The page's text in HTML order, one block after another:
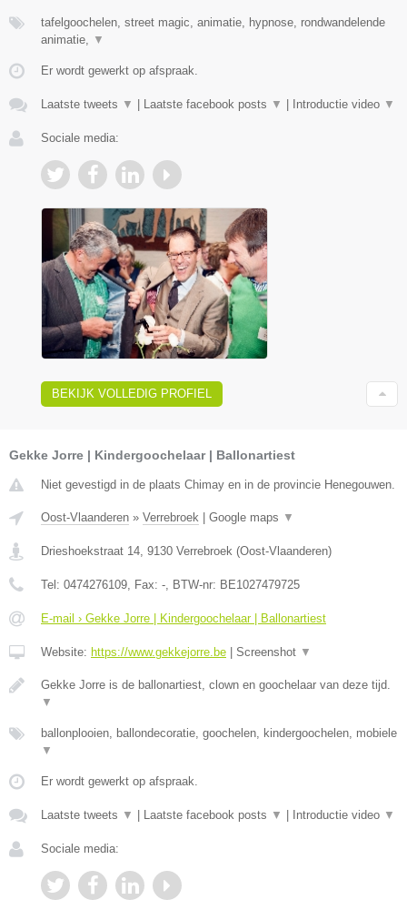
tafelgoochelen, street magic, animatie, hypnose, rondwandelende
animatie, ▼
Er wordt gewerkt op afspraak.
Laatste tweets ▼ Laatste facebook posts ▼ Introductie video ▼
Sociale media:
BEKIJK VOLLEDIG PROFIEL
Gekke Jorre | Kindergoochelaar | Ballonartiest
Niet gevestigd in de plaats Chimay en in de provincie Henegouwen.
Oost-Vlaanderen » Verrebroek Google maps ▼
Drieshoekstraat 14 9130 Verrebroek (Oost-Vlaanderen)
Tel: 0474276109 , Fax: - , BTW-nr: BE1027479725
E-mail › Gekke Jorre | Kindergoochelaar | Ballonartiest
Website: https://www.gekkejorre.be Screenshot ▼
Gekke Jorre is de ballonartiest, clown en goochelaar van deze tijd.
▼
ballonplooien, ballondecoratie, goochelen, kindergoochelen, mobiele
▼
Er wordt gewerkt op afspraak.
Laatste tweets ▼ Laatste facebook posts ▼ Introductie video ▼
Sociale media: